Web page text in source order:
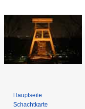
Hauptseite
Schachtkarte